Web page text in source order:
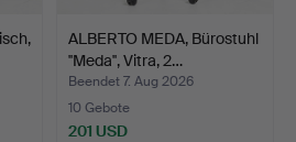
ALBERTO MEDA, Bürostuhl
''Meda'', Vitra, 2…
Beendet 7. Aug 2026
10 Gebote
201 USD